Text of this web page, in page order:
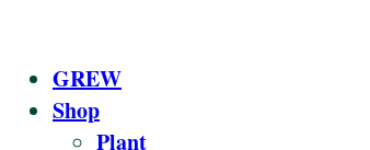
GREW
Shop
Plant